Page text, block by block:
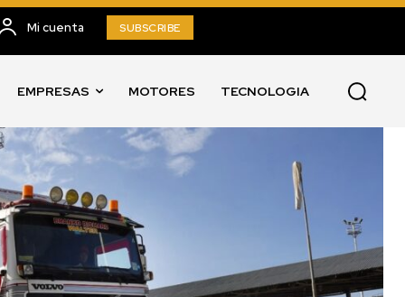
Mi cuenta SUBSCRIBE
EMPRESAS MOTORES TECNOLOGIA